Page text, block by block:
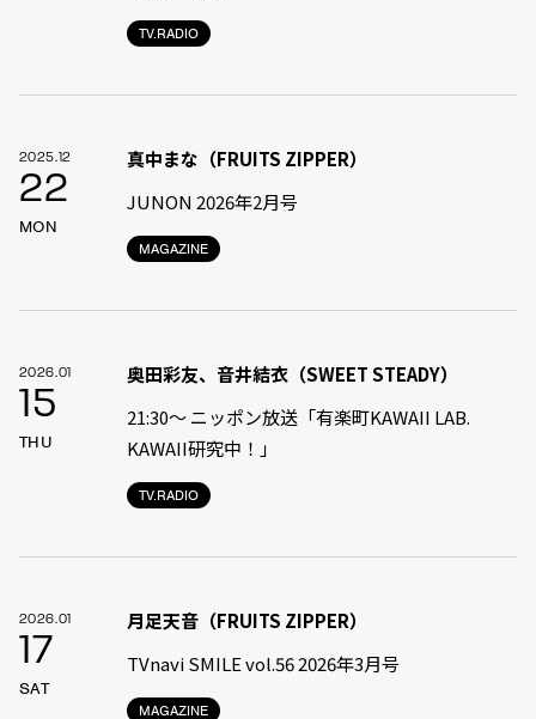
TV.RADIO
2025.12
22
MON
MAGAZINE
真中まな（FRUITS ZIPPER）
JUNON 2026年2月号
2026.01
15
THU
TV.RADIO
奥田彩友、音井結衣（SWEET STEADY）
21:30〜 ニッポン放送「有楽町KAWAII LAB.
KAWAII研究中！」
2026.01
17
SAT
MAGAZINE
月足天音（FRUITS ZIPPER）
TVnavi SMILE vol.56 2026年3月号